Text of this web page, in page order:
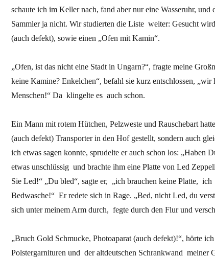
schaute ich im Keller nach, fand aber nur eine Wasseruhr, und
Sammler ja nicht. Wir studierten die Liste weiter: Gesucht
(auch defekt), sowie einen „Ofen mit Kamin“.
„Ofen, ist das nicht eine Stadt in Ungarn?“, fragte meine
keine Kamine? Enkelchen“, befahl sie kurz entschlossen, „wir
Menschen!“ Da klingelte es auch schon.
Ein Mann mit rotem Hütchen, Pelzweste und Rauschebart
(auch defekt) Transporter in den Hof gestellt, sondern auch
ich etwas sagen konnte, sprudelte er auch schon los: „Haben
etwas unschlüssig und brachte ihm eine Platte von Led
Sie Led!“ „Du bled“, sagte er, „ich brauchen keine Platte,
Bedwasche!“ Er redete sich in Rage. „Bed, nicht Led, du
sich unter meinem Arm durch, fegte durch den Flur und
„Bruch Gold Schmucke, Photoaparat (auch defekt)!“, hörte
Polstergarnituren und der altdeutschen Schrankwand meiner